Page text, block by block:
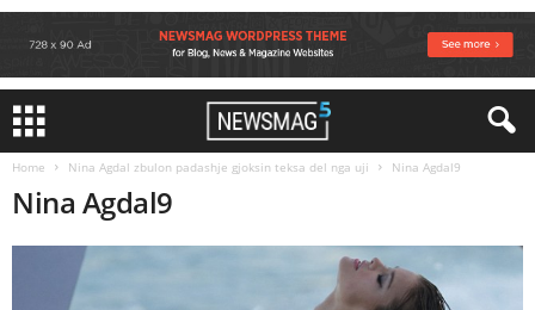
Home Nina Agdal zbulon padashje gjoksin teksa del nga uji Nina Agdal9
Nina Agdal9